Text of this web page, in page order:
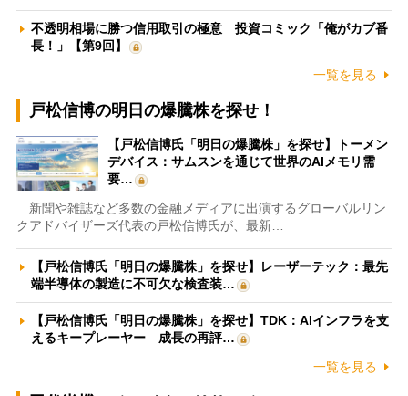
不透明相場に勝つ信用取引の極意 投資コミック「俺がカブ番
長！」【第9回】
一覧を見る
戸松信博の明日の爆騰株を探せ！
【戸松信博氏「明日の爆騰株」を探せ】トーメン
デバイス：サムスンを通じて世界のAIメモリ需
要…
新聞や雑誌など多数の金融メディアに出演するグローバルリン
クアドバイザーズ代表の戸松信博氏が、最新…
【戸松信博氏「明日の爆騰株」を探せ】レーザーテック：最先
端半導体の製造に不可欠な検査装…
【戸松信博氏「明日の爆騰株」を探せ】TDK：AIインフラを支
えるキープレーヤー 成長の再評…
一覧を見る